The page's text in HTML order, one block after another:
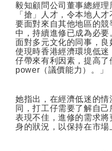
毅知顧問公司董事總經
「搶」人才，令本地人
要面對來自其他地區的
中，持續進修已成為必要
面對多元文化的同事，
使現時香港經濟環境低
仔帶來有利因素，提高了
power （議價能力）。」
她指出，在經濟低迷的
同，打工仔需要了解自
表現不佳，進修的需求
身的狀況，以保持在市場